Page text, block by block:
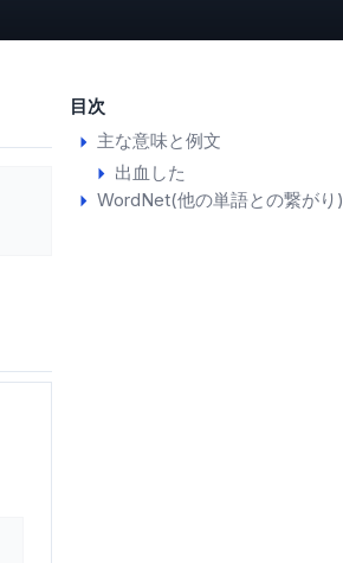
目次
主な意味と例文
出血した
WordNet(他の単語との繋がり)